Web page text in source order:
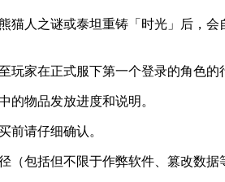
猫人之谜或泰坦重铸「时光」后，
玩家在正式服下第一个登录的角色的
的物品发放进度和说明。
前请仔细确认。
（包括但不限于作弊软件、篡改数